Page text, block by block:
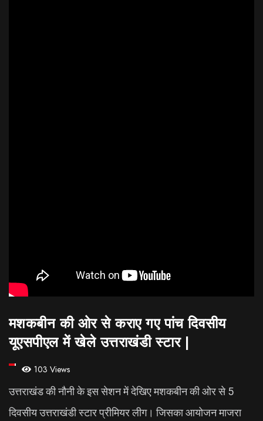
मशकबीन की ओर से कराए गए पांच दिवसीय
यूएसपीएल में खेले उत्तराखंडी स्टार |
103 Views
उत्तराखंड की नौनी के इस सेशन में देखिए मशकबीन की ओर से 5
दिवसीय उत्तराखंडी स्टार प्रीमियर लीग। जिसका आयोजन माजरा